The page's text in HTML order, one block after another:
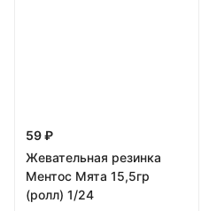
59 ₽
Жевательная резинка
Ментос Мята 15,5гр
(ролл) 1/24